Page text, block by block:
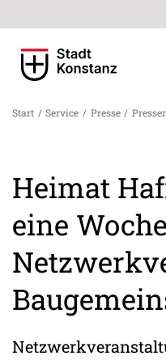
Start / Service / Presse /
Heimat
eine